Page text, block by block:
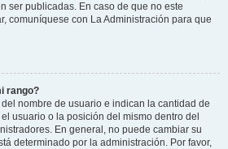
ser publicadas. En caso de que no este
comuníquese con La Administración para que
rango?
nombre de usuario e indican la cantidad de
usuario o la posición del mismo dentro del
En general, no puede cambiar su
determinado por la administración. Por favor,